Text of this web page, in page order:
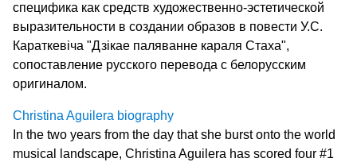
специфика как средств художественно-эстетической
выразительности в создании образов в повести У.С.
Караткевіча "Дзікае паляванне караля Стаха",
сопоставление русского перевода с белорусским
оригиналом.
Christina Aguilera biography
In the two years from the day that she burst onto the world
musical landscape, Christina Aguilera has scored four #1